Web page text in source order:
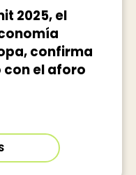
2025, el
confirma
el aforo